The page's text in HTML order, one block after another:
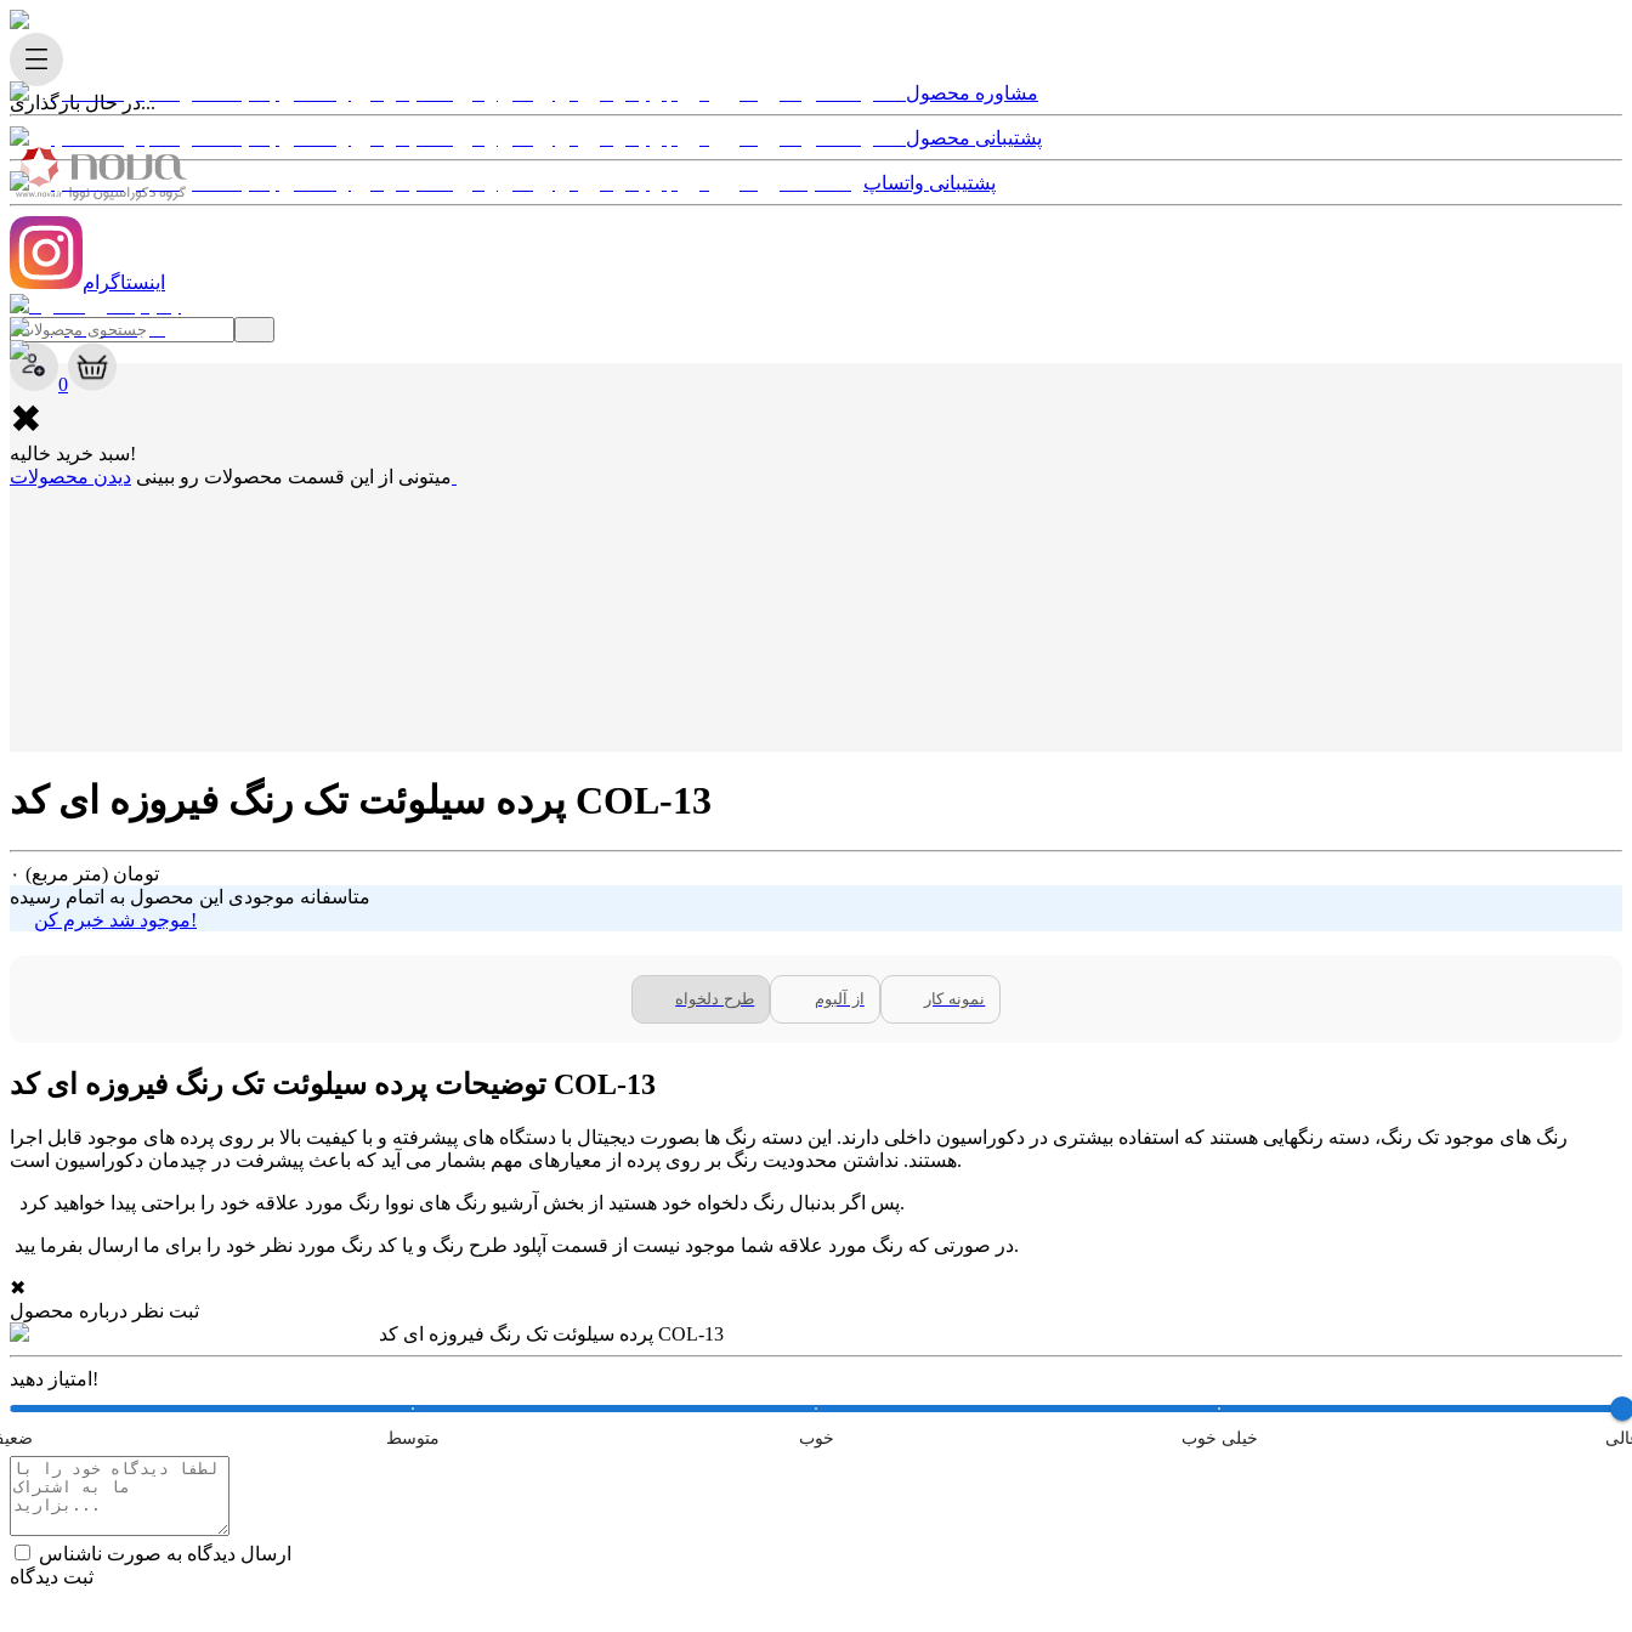
در حال بارگذاری...
✖
0
✖
سبد خرید خالیه!
میتونی از این قسمت محصولات رو ببینی
مشاوره محصول
پشتیبانی محصول
پشتیبانی واتساپ
اینستاگرام
پرده سیلوئت تک رنگ فیروزه ای کد COL-13
۰ تومان (متر مربع)
متاسفانه موجودی این محصول به اتمام رسیده
موجود شد خبرم کن!
طرح دلخواه از آلبوم نمونه کار
توضیحات پرده سیلوئت تک رنگ فیروزه ای کد COL-13
رنگ های موجود تک رنگ، دسته رنگهایی هستند که استفاده بیشتری در دکوراسیون داخلی دارند. این دسته رنگ ها بصورت دیجیتال با دستگاه های پیشرفته و با کیفیت بالا بر روی پرده های موجود قابل اجرا
هستند. نداشتن محدودیت رنگ بر روی پرده از معیارهای مهم بشمار می آید که باعث پیشرفت در چیدمان دکوراسیون است.
پس اگر بدنبال رنگ دلخواه خود هستید از بخش آرشیو رنگ های نووا رنگ مورد علاقه خود را براحتی پیدا خواهید کرد.
در صورتی که رنگ مورد علاقه شما موجود نیست از قسمت آپلود طرح رنگ و یا کد رنگ مورد نظر خود را برای ما ارسال بفرما یید.
✖
ثبت نظر درباره محصول
پرده سیلوئت تک رنگ فیروزه ای کد COL-13
امتیاز دهید!
متوسط خوب خیلی خوب
ارسال دیدگاه به صورت ناشناس
ثبت دیدگاه